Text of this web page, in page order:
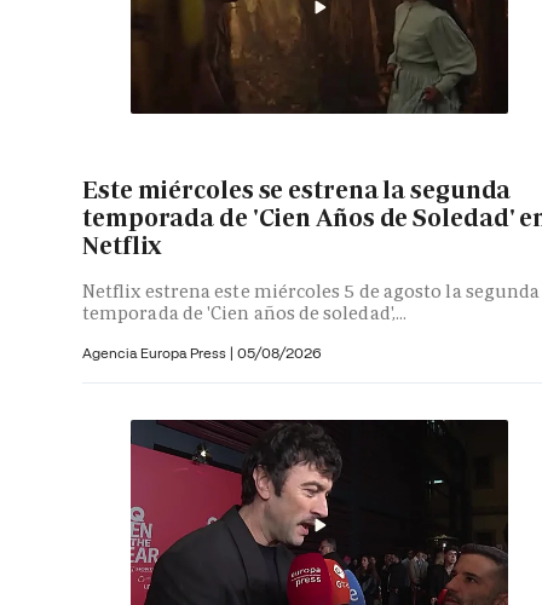
Este miércoles se estrena la segunda
temporada de 'Cien Años de Soledad'
Netflix
Netflix estrena este miércoles 5 de agosto la segunda
temporada de 'Cien años de soledad',...
Agencia Europa Press | 05/08/2026